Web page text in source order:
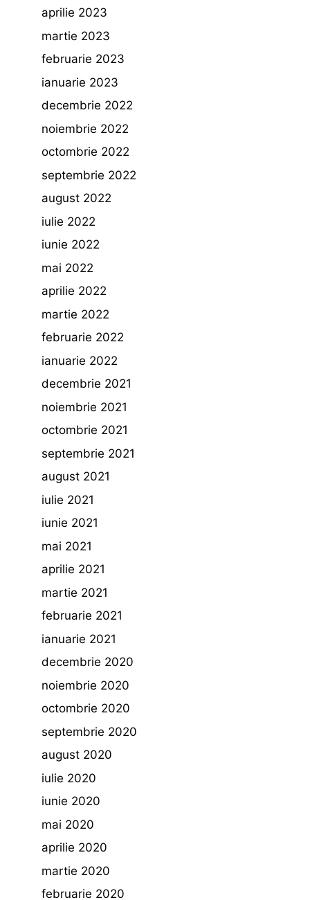
aprilie 2023
martie 2023
februarie 2023
ianuarie 2023
decembrie 2022
noiembrie 2022
octombrie 2022
septembrie 2022
august 2022
iulie 2022
iunie 2022
mai 2022
aprilie 2022
martie 2022
februarie 2022
ianuarie 2022
decembrie 2021
noiembrie 2021
octombrie 2021
septembrie 2021
august 2021
iulie 2021
iunie 2021
mai 2021
aprilie 2021
martie 2021
februarie 2021
ianuarie 2021
decembrie 2020
noiembrie 2020
octombrie 2020
septembrie 2020
august 2020
iulie 2020
iunie 2020
mai 2020
aprilie 2020
martie 2020
februarie 2020